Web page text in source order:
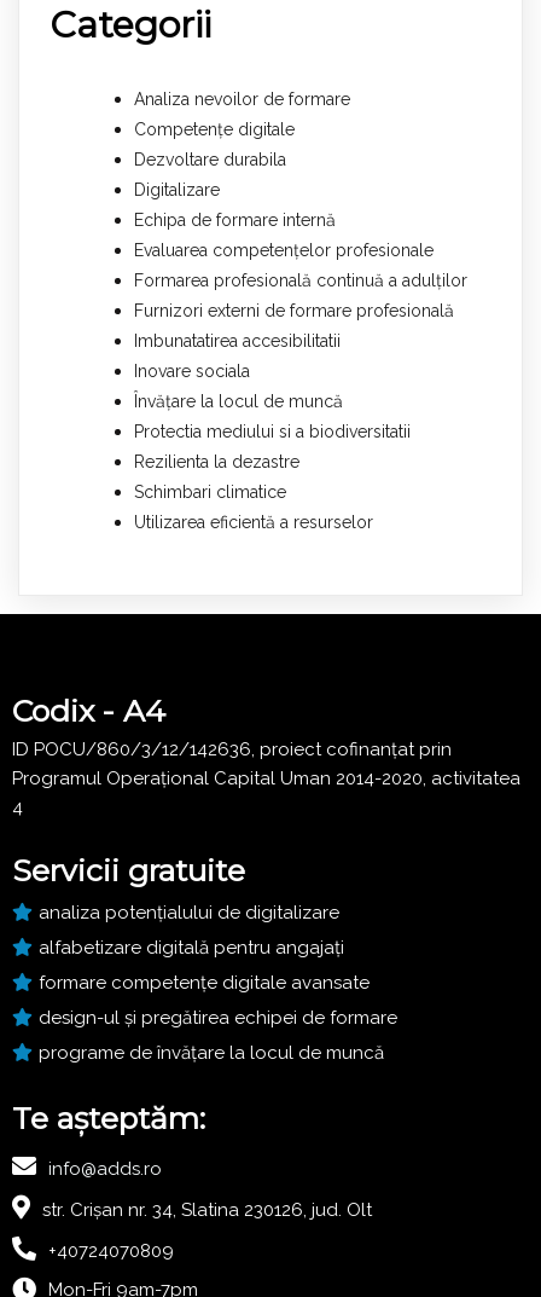
Categorii
Analiza nevoilor de formare
Competențe digitale
Dezvoltare durabila
Digitalizare
Echipa de formare internă
Evaluarea competențelor profesionale
Formarea profesională continuă a adulților
Furnizori externi de formare profesională
Imbunatatirea accesibilitatii
Inovare sociala
Învățare la locul de muncă
Protectia mediului si a biodiversitatii
Rezilienta la dezastre
Schimbari climatice
Utilizarea eficientă a resurselor
Codix - A4
ID POCU/860/3/12/142636, proiect cofinanțat prin
Programul Operațional Capital Uman 2014-2020, activitatea
4
Servicii gratuite
analiza potențialului de digitalizare
alfabetizare digitală pentru angajați
formare competențe digitale avansate
design-ul și pregătirea echipei de formare
programe de învățare la locul de muncă
Te așteptăm:
info@adds.ro
str. Crișan nr. 34, Slatina 230126, jud. Olt
+40724070809
Mon-Fri 9am-7pm